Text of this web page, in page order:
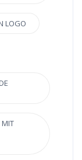
LOGO
MIT